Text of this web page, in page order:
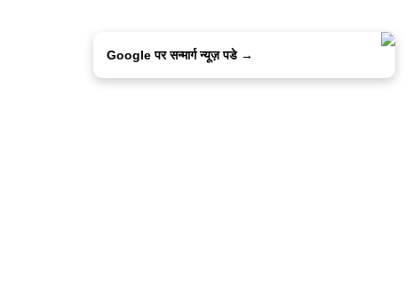
Google पर सन्मार्ग न्यूज़ पडे →